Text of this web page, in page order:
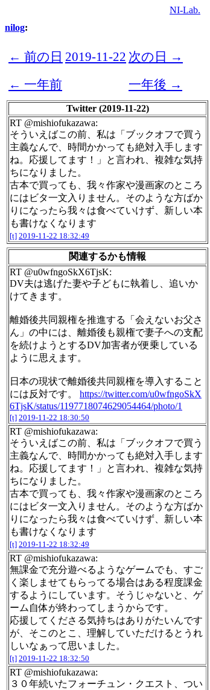
NI-Lab.
nilog:
← 前の日 2019-11-22 次の日 →
← 一年前
一年後 →
Twitter (2019-11-22)
RT @mishiofukazawa:
そういえばこの前、私は「ブックオフで買う
主義なんで、時間かかっても絶対入手します
ね。応援してます！」と言われ、複雑な気持
ちになりました。
古本で買っても、我々作家や漫画家のところ
にはビタ一文入りません。そのような方ばか
りになったら我々は食べていけず、新しい本
も書けなくなります
[t] 2019-11-22 18:32:49
関連するかも情報
RT @u0wfngoSkX6TjsK:
DV夫は逃げた妻や子どもに執着し、追いか
けてきます。
離婚後共同親権を推進する「会えないお父さ
ん」の中には、離婚後も親権で妻子への支配
を続けようとするDV加害者が便乗している
ように思えます。
日本の現状で離婚後共同親権を導入すること
には反対です。 https://twitter.com/u0wfngoSkX
6TjsK/status/1197718074629054464/photo/1
[t] 2019-11-22 18:30:50
RT @mishiofukazawa:
そういえばこの前、私は「ブックオフで買う
主義なんで、時間かかっても絶対入手します
ね。応援してます！」と言われ、複雑な気持
ちになりました。
古本で買っても、我々作家や漫画家のところ
にはビタ一文入りません。そのような方ばか
りになったら我々は食べていけず、新しい本
も書けなくなります
[t] 2019-11-22 18:32:49
RT @mishiofukazawa:
無課金で充分遊べるようなゲームでも、すご
く楽しませてもらってる場合はある程度課金
するようにしています。そうじゃないと、ゲ
ーム自体が終わってしまうからです。
応援してくださる気持ちはありがたいんです
が、そこのとこ、理解していただけるとうれ
しいなぁって思いました。
[t] 2019-11-22 18:32:50
RT @mishiofukazawa:
３０年続いたフォーチュン・クエスト、つい